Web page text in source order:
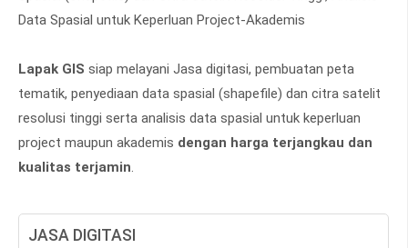
Data Spasial untuk Keperluan Project-Akademis
Lapak GIS siap melayani Jasa digitasi, pembuatan peta
tematik, penyediaan data spasial (shapefile) dan citra satelit
resolusi tinggi serta analisis data spasial untuk keperluan
project maupun akademis dengan harga terjangkau dan
kualitas terjamin.
JASA DIGITASI